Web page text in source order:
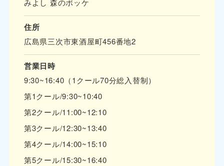
みよし 森のポッケ
住所
広島県三次市東酒屋町456番地2
営業日時
9:30~16:40（1クール70分総入替制）
第1クール/9:30~10:40
第2クール/11:00~12:10
第3クール/12:30~13:40
第4クール/14:00~15:10
第5クール/15:30~16:40